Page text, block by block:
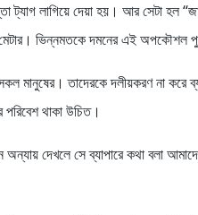
ট্যাগ লাগিয়ে দেয়া হয়। আর সেটা হল
ভিন্নমতকে দমনের এই অপকৌশল
মানুষের। তাদেরকে দলীয়করণ না করে
থাকা উচিত।
দেখলে সে ব্যাপারে কথা বলা